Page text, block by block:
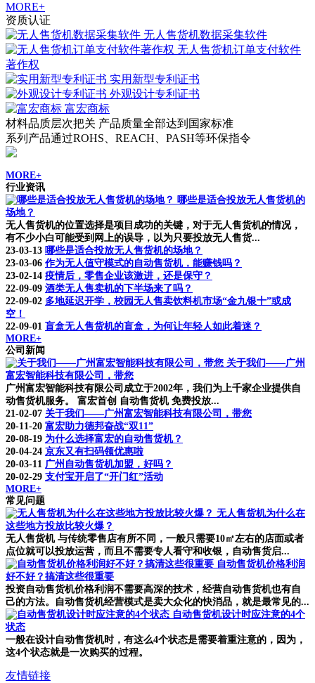
MORE+
资质认证
无人售货机数据采集软件
无人售货机订单支付软件
著作权
实用新型专利证书
外观设计专利证书
富宏商标
材料品质层次把关 产品质量全部达到国家标准
系列产品通过ROHS、REACH、PASH等环保指令
MORE+
行业资讯
哪些是适合投放无人售货机的
场地？
无人售货机的位置选择是项目成功的关键，对于无人售货机的情况，
有不少小白可能受到网上的误导，以为只要投放无人售货...
23-03-13 哪些是适合投放无人售货机的场地？
23-03-06 作为无人值守模式的自动售货机，能赚钱吗？
23-02-14 疫情后，零售企业该激进，还是保守？
22-09-09 酒类无人售卖机的下半场来了吗？
22-09-02 多地延迟开学，校园无人售卖饮料机市场“金九银十”或成
空！
22-09-01 盲盒无人售货机的盲盒，为何让年轻人如此着迷？
MORE+
公司新闻
关于我们——广州
富宏智能科技有限公司，带您
广州富宏智能科技有限公司成立于2002年，我们为上千家企业提供自
动售货机服务。 富宏首创 自动售货机 免费投放...
21-02-07 关于我们——广州富宏智能科技有限公司，带您
20-11-20 富宏助力德邦奋战“双11”
20-08-19 为什么选择富宏的自动售货机？
20-04-24 京东又有扫码领优惠啦
20-03-11 广州自动售货机加盟，好吗？
20-02-29 支付宝开启了“开门红”活动
MORE+
常见问题
无人售货机为什么在
这些地方投放比较火爆？
无人售货机 与传统零售店有所不同，一般只需要10㎡左右的店面或者
点位就可以投放运营，而且不需要专人看守和收银，自动售货启...
自动售货机价格利润
好不好？搞清这些很重要
投资自动售货机价格利润不需要高深的技术，经营自动售货机也有自
己的方法。自动售货机经营模式是卖大众化的快消品，就是最常见的...
自动售货机设计时应注意的4个
状态
一般在设计自动售货机时，有这么4个状态是需要着重注意的，因为，
这4个状态就是一次购买的过程。
友情链接